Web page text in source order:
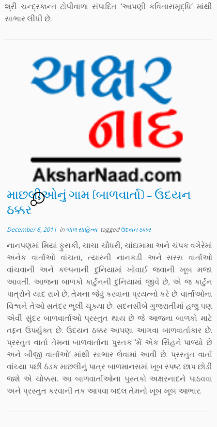
શ્રી ચન્દ્રકાન્ત ટોપીવાળા સંપાદિત ‘આપણી કવિતાસમૃદ્ધિ’ માંથી
સાભાર લીધી છે.
માછલીઓનું ગામ (બાળવાર્તા) – ઉદયન
ઠક્કર
5
December 6, 2011 inબાળ સાહિત્ય taggedઉદયન ઠક્કર
નાનપણમાં મિયાં ફુસકી, ચાચા ચૌધરી, ચાંદામામા અને ચંપક વગેરેમાં
અનેક વાર્તાઓ વાંચતા, ત્યારની નાનકડી અને સરસ વાર્તાઓ
વાંચવાની અને કલ્પનાની દુનિયામાં ખોવાઈ જવાની ખૂબ મજા
આવતી. આજના બાળકો કાર્ટુનની દુનિયામાં જીવે છે, એ જ કાર્ટુન
પાત્રોને યાદ રાખે છે, તેમના જેવું કરવાના પ્રયત્નો કરે છે. વાર્તાઓના
વિશ્વને તેઓ સતંદર ભૂલી ચૂક્યા છે. સદનસીબે ગુજરાતીમાં હજુ પણ
એવી સુંદર બાળવાર્તાઓ પ્રસ્તુત થાય છે જે આજના બાળકો માટે
તદ્દન ઉપર્યુક્ત છે. ઉદયન ઠક્કર આપણા આગવા બાળવાર્તાકાર છે.
પ્રસ્તુત વાર્તા તેમના બાળવાર્તાના પુસ્તક ‘મેં એક સિંહને પાળ્યો છે
અને બીજી વાર્તાઓ’ માંથી સાભાર લેવામાં આવી છે. પ્રસ્તુત વાર્તા
વાંચ્યા પછી ઠંડક માછલીનું પાત્ર બાળમાનસમાં ખૂબ સ્પષ્ટ છાપ છોડી
જશે એ ચોક્કસ. આ બાળવાર્તાઓના પુસ્તકો અક્ષરનાદને પાઠવવા
અને પ્રસ્તુત કરવાની તક આપવા બદલ તેમનો ખૂબ ખૂબ આભાર.